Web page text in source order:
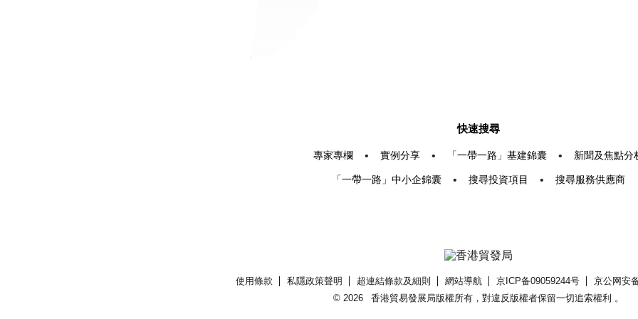
快速搜尋
專家專欄 • 實例分享 • 「一帶一路」基建錦囊 • 新聞及焦點分
「一帶一路」中小企錦囊 • 搜尋投資項目 • 搜尋服務供應商
使用條款 私隱政策聲明 超連結條款及細則 網站導航 京ICP备09059244号
京公网安
© 2026
香港貿易發展局版權所有，對違反版權者保留一切追索權利 。